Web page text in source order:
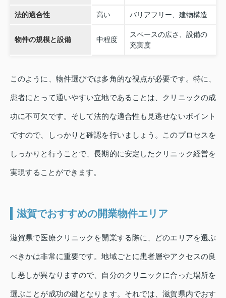
法的適合性 高い バリアフリー、建物構造
物件の規模と設備 中程度
スペースの広さ、設備の
充実度
このように、物件選びでは多角的な視点が必要です。特に、
患者にとって通いやすい立地であることは、クリニックの成
功に不可欠です。そして法的な適合性も見逃せないポイント
ですので、しっかりと確認を行いましょう。このプロセスを
しっかりと行うことで、長期的に安定したクリニック経営を
実現することができます。
滋賀でおすすめの開業物件エリア
滋賀県で医療クリニックを開業する際に、どのエリアを選ぶ
べきかは非常に重要です。地域ごとに患者層やアクセスの良
し悪しが異なりますので、自分のクリニックに合った場所を
選ぶことが成功の鍵となります。それでは、滋賀県内でおす